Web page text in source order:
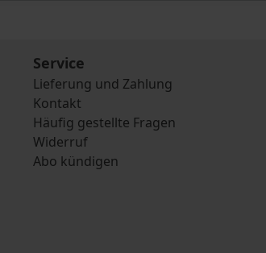
Service
Lieferung und Zahlung
Kontakt
Häufig gestellte Fragen
Widerruf
Abo kündigen